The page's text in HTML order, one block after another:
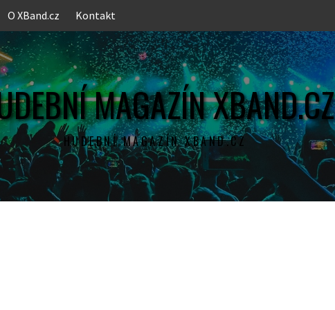
O XBand.cz Kontakt
MAGAZÍN XBAND.CZ
HUDEBNÍ MAGAZÍN XBAND.CZ